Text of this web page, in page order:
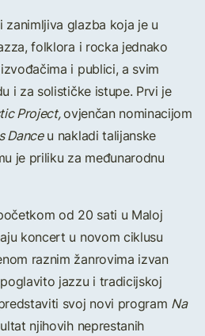
zanimljiva glazba koja je u
folklora i rocka jednako
i publici, a svim
i za solističke istupe. Prvi je
Project,ovjenčan nominacijom
Danceu nakladi talijanske
je priliku za međunarodnu
od 20 sati u Maloj
koncert u novom ciklusu
raznim žanrovima izvan
jazzu i tradicijskoj
svoj novi program Na
njihovih neprestanih